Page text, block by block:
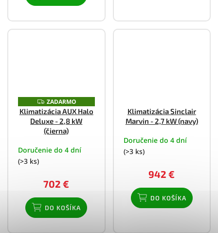
Z
A
D
A
R
M
ZADARMO
Klimatizácia AUX Halo
Deluxe - 2,8 kW
(čierna)
Doručenie do 4 dní
(>3 ks)
702 €
DO KOŠÍKA
Klimatizácia Sinclair
Marvin - 2,7 kW (navy)
Doručenie do 4 dní
(>3 ks)
942 €
DO KOŠÍKA